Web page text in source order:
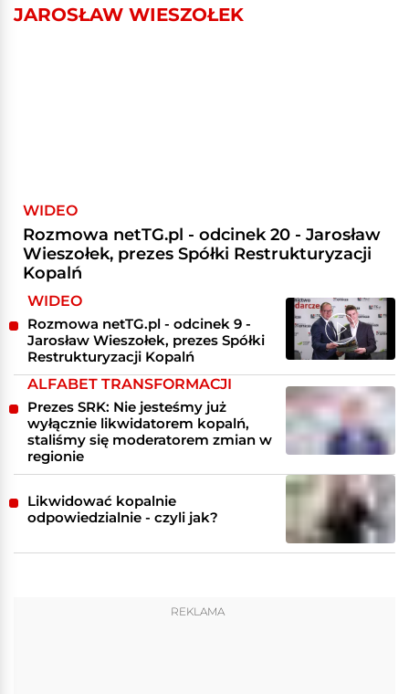
JAROSŁAW WIESZOŁEK
WIDEO
Rozmowa netTG.pl - odcinek 20 - Jarosław
Wieszołek, prezes Spółki Restrukturyzacji
Kopalń
WIDEO
Rozmowa netTG.pl - odcinek 9 -
Jarosław Wieszołek, prezes Spółki
Restrukturyzacji Kopalń
ALFABET TRANSFORMACJI
Prezes SRK: Nie jesteśmy już
wyłącznie likwidatorem kopalń,
staliśmy się moderatorem zmian w
regionie
Likwidować kopalnie
odpowiedzialnie - czyli jak?
REKLAMA